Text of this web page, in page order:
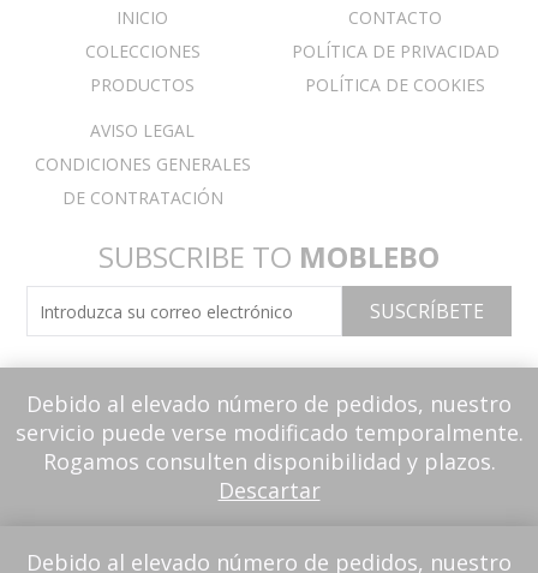
INICIO
COLECCIONES
PRODUCTOS
CONTACTO
POLÍTICA DE PRIVACIDAD
POLÍTICA DE COOKIES
AVISO LEGAL
CONDICIONES GENERALES
DE CONTRATACIÓN
SUBSCRIBE TO MOBLEBO
Debido al elevado número de pedidos, nuestro
servicio puede verse modificado temporalmente.
Rogamos consulten disponibilidad y plazos.
Descartar
Debido al elevado número de pedidos, nuestro